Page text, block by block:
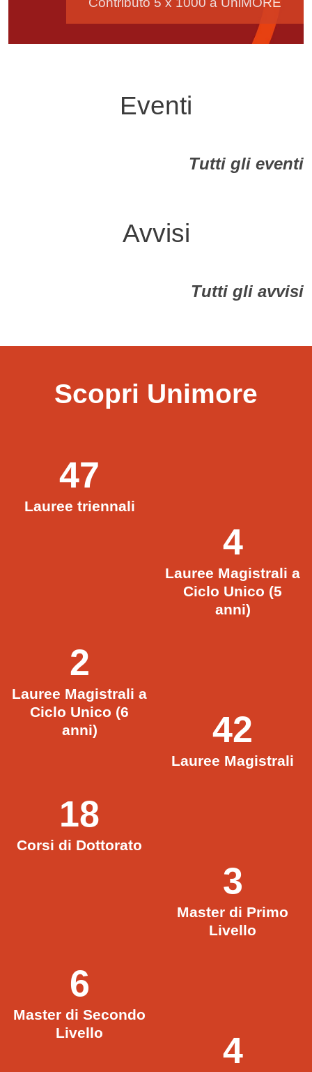
Eventi
Tutti gli eventi
Avvisi
Tutti gli avvisi
Scopri Unimore
47
Lauree triennali
4
Lauree Magistrali a
Ciclo Unico (5
anni)
2
Lauree Magistrali a
Ciclo Unico (6
anni)
42
Lauree Magistrali
18
Corsi di Dottorato
3
Master di Primo
Livello
6
Master di Secondo
Livello
4